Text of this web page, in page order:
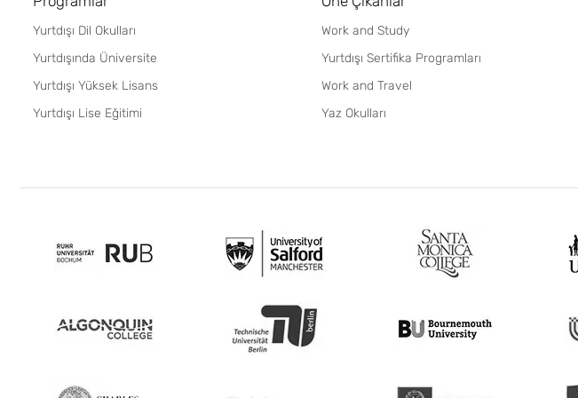
Yurtdışı Dil Okulları
Yurtdışında Üniversite
Yurtdışı Yüksek Lisans
Yurtdışı Lise Eğitimi
Work and Study
Yurtdışı Sertifika Programları
Work and Travel
Yaz Okulları